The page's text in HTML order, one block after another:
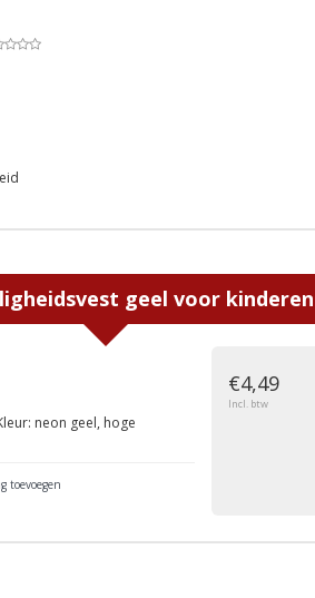
geel voor kinderen
neon geel, hoge
toevoegen
€4,49
Incl. btw